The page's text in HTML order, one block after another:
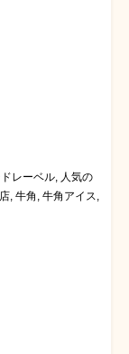
レーベル, 人気の
, 牛角 , 牛角アイス,